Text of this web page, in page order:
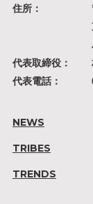
住所：
代表取締役：
代表電話：
NEWS
TRIBES
TRENDS